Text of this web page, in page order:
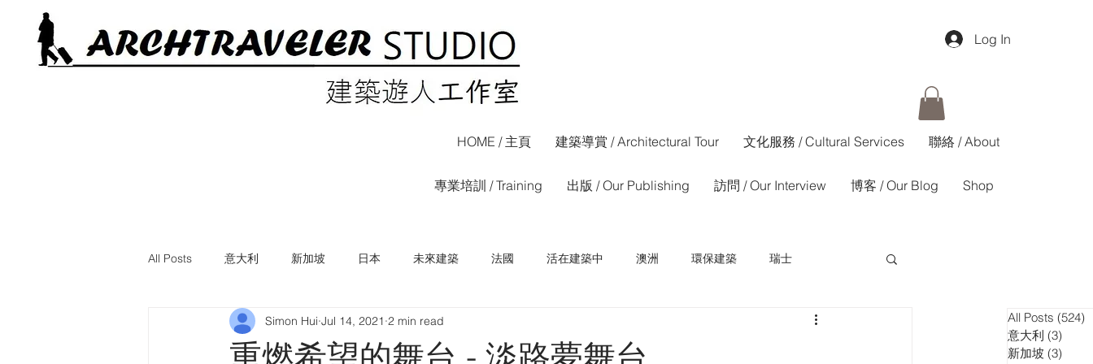
Log In
HOME / 主頁 建築導賞 / Architectural Tour 文化服務 / Cultural Services 聯絡 / About
專業培訓 / Training 出版 / Our Publishing 訪問 / Our Interview 博客 / Our Blog Shop
All Posts 意大利 新加坡 日本 未來建築 法國 活在建築中 澳洲 環保建築 瑞士
電影中的建築 美國 英國 荷蘭
Simon Hui Jul 14, 2021 2 min read All Posts (524)
意大利 (3)
新加坡 (3)